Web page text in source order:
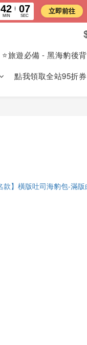
⭐旅遊必備 - 黑海豹後
點我領取全站95折券
42
MIN
06
SEC
立即前往